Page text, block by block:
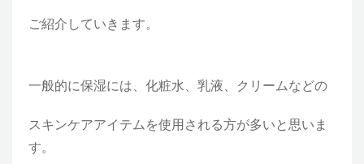
ご紹介していきます。
一般的に保湿には、化粧水、乳液、クリームなどの
スキンケアアイテムを使用される方が多いと思いま
す。